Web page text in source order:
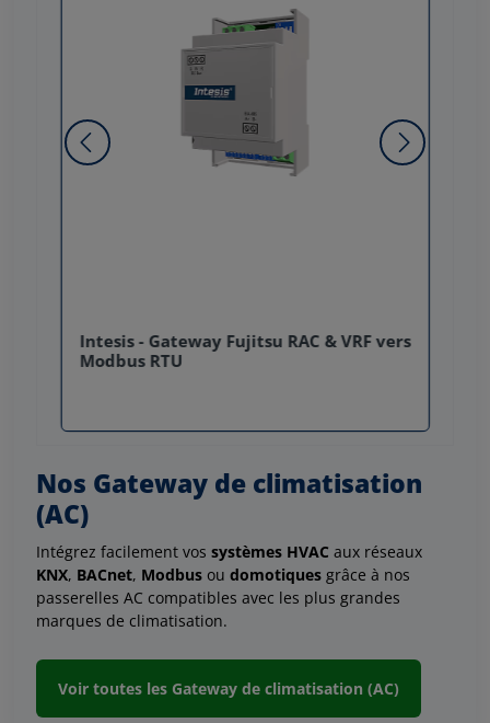
Intesis - Gateway Fujitsu RAC & VRF vers
Modbus RTU
Nos Gateway de climatisation
(AC)
Intégrez facilement vossystèmes HVAC aux réseaux
KNX, BACnet, Modbus oudomotiques grâce à nos
passerelles AC compatibles avec les plus grandes
marques de climatisation.
Voir toutes les Gateway de climatisation (AC)